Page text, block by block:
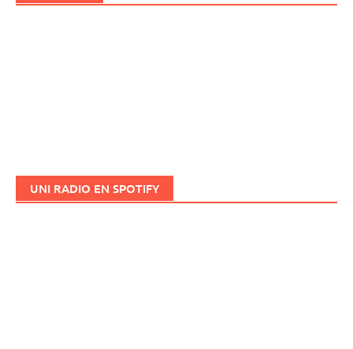
UNI RADIO EN SPOTIFY